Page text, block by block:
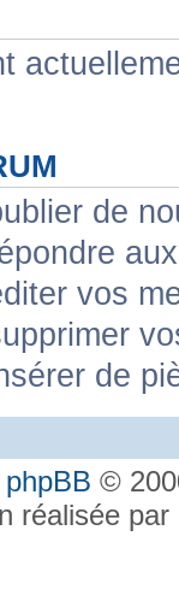
de
vos
de
phpBB ©
réalisée par